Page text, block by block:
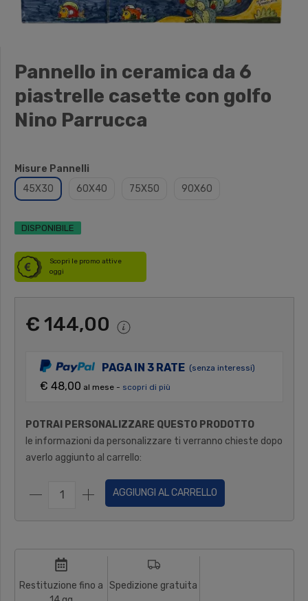
Pannello in ceramica da 6
piastrelle casette con golfo
Nino Parrucca
Misure Pannelli
45X30
60X40 75X50 90X60
DISPONIBILE
Scopri le promo attive
oggi
€ 144,00
PAGA IN 3 RATE (senza interessi)
€ 48,00 al mese - scopri di più
POTRAI PERSONALIZZARE QUESTO PRODOTTO
le informazioni da personalizzare ti verranno chieste dopo
averlo aggiunto al carrello:
AGGIUNGI AL CARRELLO
Restituzione fino a
Spedizione gratuita